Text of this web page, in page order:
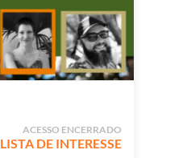
ACESSO ENCERRADO
LISTA DE INTERESSE